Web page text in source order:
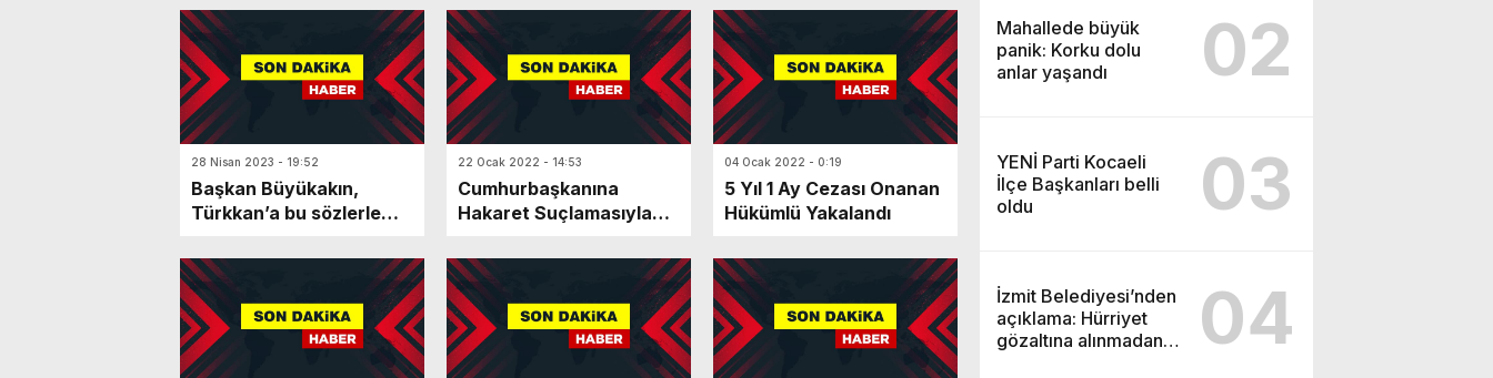
tutuklama
ettiler
28 Nisan 2023 - 19:52
Başkan Büyükakın,
Türkkan’a bu sözlerle
22 Ocak 2022 - 14:53
Cumhurbaşkanına
Hakaret Suçlamasıyla
04 Ocak 2022 - 0:19
5 Yıl 1 Ay Cezası Onanan
Hükümlü Yakalandı
Mahallede büyük
panik: Korku dolu
anlar yaşandı
02
YENİ Parti Kocaeli
İlçe Başkanları belli
oldu
03
İzmit Belediyesi’nden
açıklama: Hürriyet
gözaltına alınmadan
04